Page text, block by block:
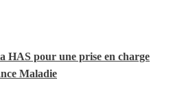
HAS pour une prise en charge
Maladie